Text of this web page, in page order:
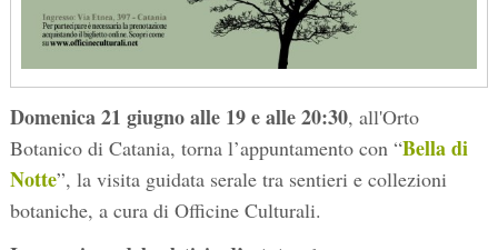
Domenica 21 giugno alle 19 e alle 20:30, all'Orto
Botanico di Catania, torna l’appuntamento con “Bella di
Notte”, la visita guidata serale tra sentieri e collezioni
botaniche, a cura di Officine Culturali.